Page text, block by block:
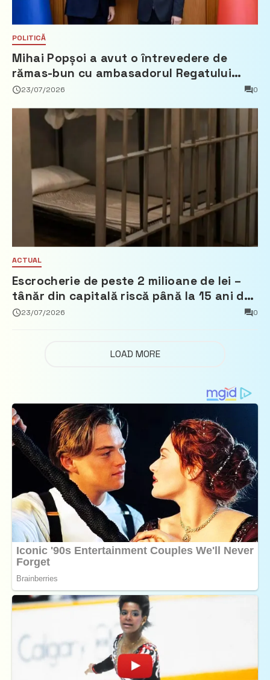
POLITICĂ
Mihai Popșoi a avut o întrevedere de
rămas-bun cu ambasadorul Regatului
Țărilor de Jos, Fred Duijn
23/07/2026 0
ACTUAL
Escrocherie de peste 2 milioane de lei –
tânăr din capitală riscă până la 15 ani de
închisoare
23/07/2026 0
LOAD MORE